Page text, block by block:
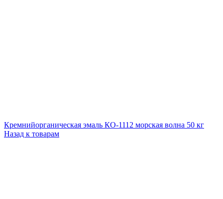
Кремнийорганическая эмаль КО-1112 морская волна 50 кг
Назад к товарам